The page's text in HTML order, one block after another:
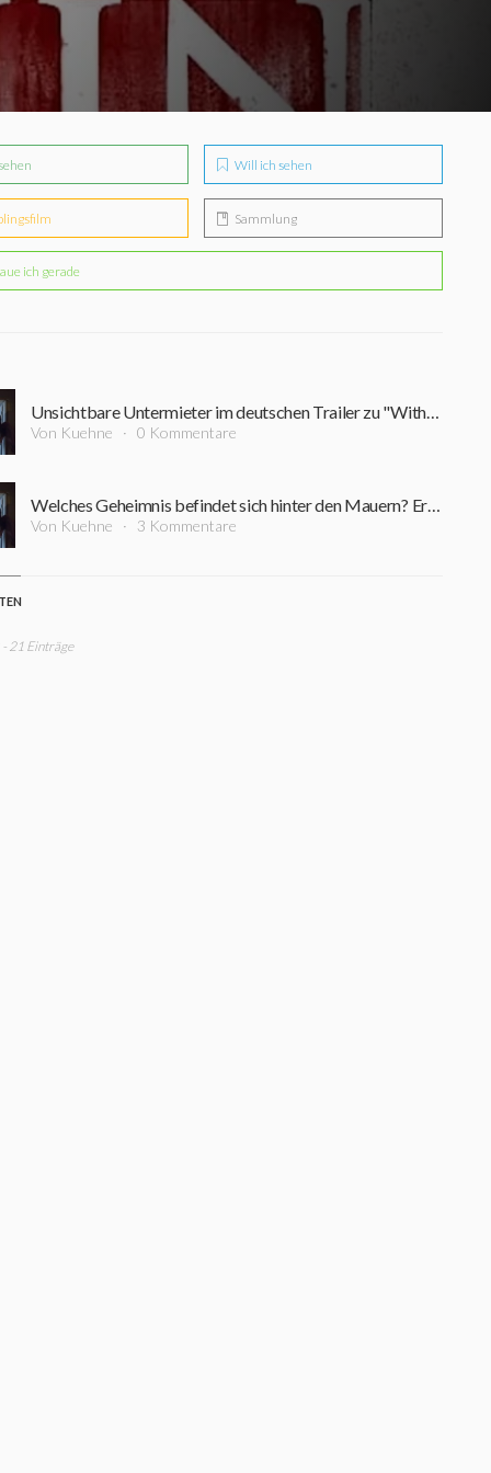
Will ich sehen
Sammlung
ich gerade
Unsichtbare Untermieter im deutschen Trailer zu "Within"
Von Kuehne 0 Kommentare
Welches Geheimnis befindet sich hinter den Mauern? Erster Trailer zum Gruselhorror "Within"
Von Kuehne 3 Kommentare
- 21 Einträge